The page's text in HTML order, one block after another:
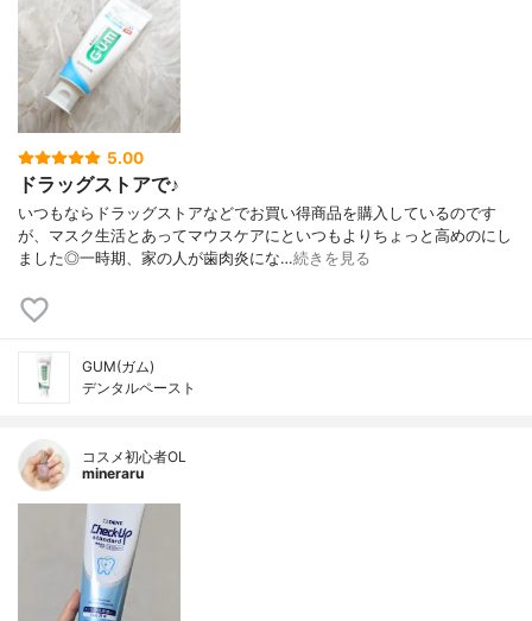
5.00
ドラッグストアで♪
いつもならドラッグストアなどでお買い得商品を購入しているのです
が、マスク生活とあってマウスケアにといつもよりちょっと高めのにし
ました◎一時期、家の人が歯肉炎にな…続きを見る
GUM(ガム)
デンタルペースト
コスメ初心者OL
mineraru